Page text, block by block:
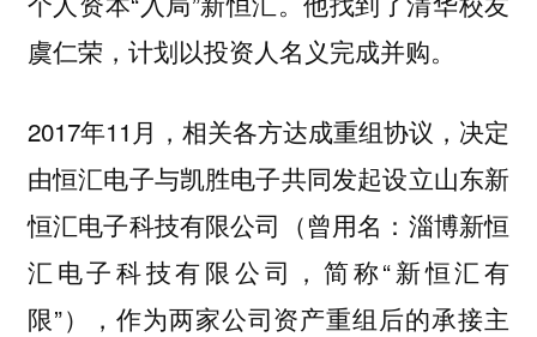
虞仁荣，计划以投资人名义完成并购。
2017年11月，相关各方达成重组协议，决定
由恒汇电子与凯胜电子共同发起设立山东新
恒汇电子科技有限公司（曾用名：淄博新恒
汇电子科技有限公司，简称“新恒汇有
限”），作为两家公司资产重组后的承接主